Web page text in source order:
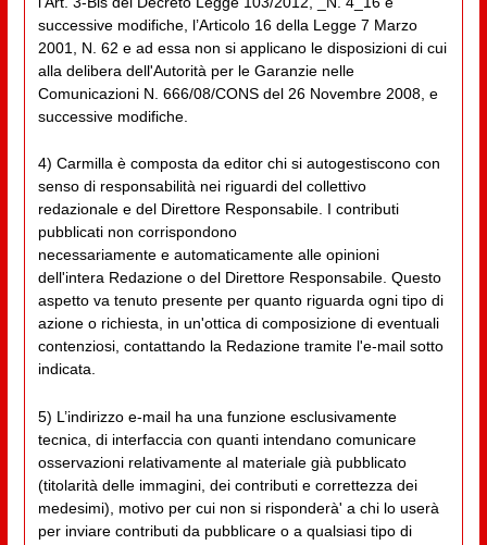
successive modifiche, l’Articolo 16 della Legge 7 Marzo
2001, N. 62 e ad essa non si applicano le disposizioni di cui
alla delibera dell'Autorità per le Garanzie nelle
Comunicazioni N. 666/08/CONS del 26 Novembre 2008, e
successive modifiche.
4) Carmilla è composta da editor chi si autogestiscono con
senso di responsabilità nei riguardi del collettivo
redazionale e del Direttore Responsabile. I contributi
pubblicati non corrispondono
necessariamente e automaticamente alle opinioni
dell'intera Redazione o del Direttore Responsabile. Questo
aspetto va tenuto presente per quanto riguarda ogni tipo di
azione o richiesta, in un'ottica di composizione di eventuali
contenziosi, contattando la Redazione tramite l'e-mail sotto
indicata.
5) L’indirizzo e-mail ha una funzione esclusivamente
tecnica, di interfaccia con quanti intendano comunicare
osservazioni relativamente al materiale già pubblicato
(titolarità delle immagini, dei contributi e correttezza dei
medesimi), motivo per cui non si risponderà' a chi lo userà
per inviare contributi da pubblicare o a qualsiasi tipo di